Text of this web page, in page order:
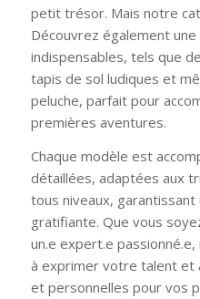
petit trésor. Mais notre
Découvrez également
indispensables, tels que
tapis de sol ludiques et
peluche, parfait pour
premières aventures.
Chaque modèle est
détaillées, adaptées aux
tous niveaux,
gratifiante. Que vous
un.e expert.e
à exprimer votre talent et
et personnelles pour vos